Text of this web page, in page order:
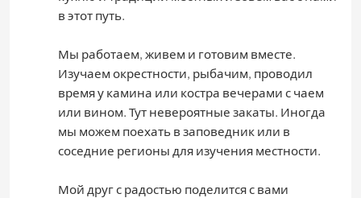
в этот путь.
Мы работаем, живем и готовим вместе.
Изучаем окрестности, рыбачим, проводил
время у камина или костра вечерами с чаем
или вином. Тут невероятные закаты. Иногда
мы можем поехать в заповедник или в
соседние регионы для изучения местности.
Мой друг с радостью поделится с вами